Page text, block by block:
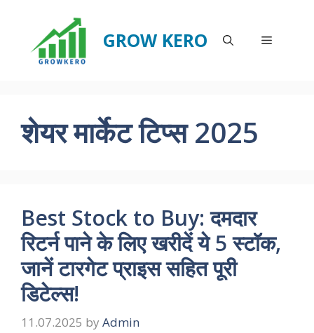
content
GROW KERO Menu
शेयर मार्केट टिप्स 2025
Best Stock to Buy: दमदार
रिटर्न पाने के लिए खरीदें ये 5 स्टॉक,
जानें टारगेट प्राइस सहित पूरी
डिटेल्स!
11.07.2025 by Admin